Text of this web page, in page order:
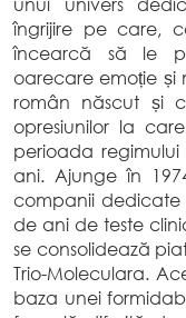
unui univers
îngrijire pe care,
încearcă să le
oarecare emoție și
român născut și
opresiunilor la
perioada
ani. Ajunge în
companii dedicate
de ani de teste
se consolidează
Trio-Moleculara.
baza unei